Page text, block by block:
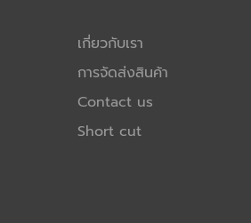
เกี่ยวกับเรา
การจัดส่งสินค้า
Contact us
Short cut